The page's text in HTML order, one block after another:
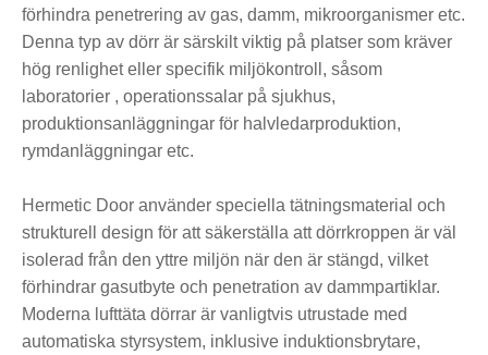
förhindra penetrering av gas, damm, mikroorganismer etc.
Denna typ av dörr är särskilt viktig på platser som kräver
hög renlighet eller specifik miljökontroll, såsom
laboratorier , operationssalar på sjukhus,
produktionsanläggningar för halvledarproduktion,
rymdanläggningar etc.
Hermetic Door använder speciella tätningsmaterial och
strukturell design för att säkerställa att dörrkroppen är väl
isolerad från den yttre miljön när den är stängd, vilket
förhindrar gasutbyte och penetration av dammpartiklar.
Moderna lufttäta dörrar är vanligtvis utrustade med
automatiska styrsystem, inklusive induktionsbrytare,